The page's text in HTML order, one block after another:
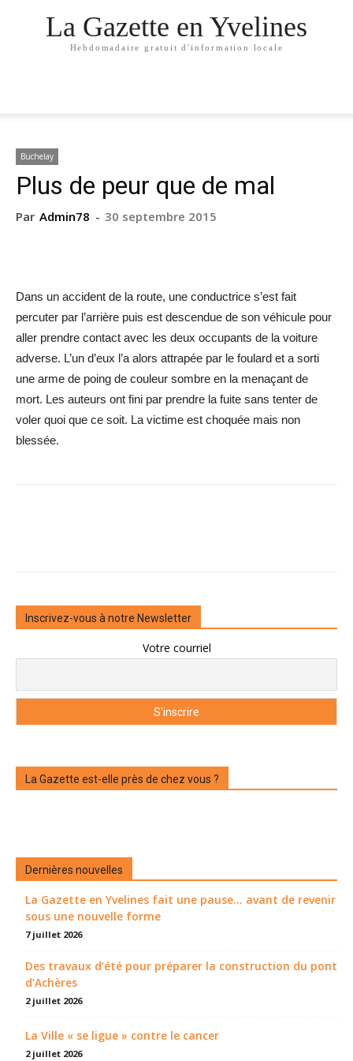
La Gazette en Yvelines
Hebdomadaire gratuit d'information locale
Buchelay
Plus de peur que de mal
Par Admin78 - 30 septembre 2015
Dans un accident de la route, une conductrice s’est fait
percuter par l’arrière puis est descendue de son véhicule pour
aller prendre contact avec les deux occupants de la voiture
adverse. L’un d’eux l’a alors attrapée par le foulard et a sorti
une arme de poing de couleur sombre en la menaçant de
mort. Les auteurs ont fini par prendre la fuite sans tenter de
voler quoi que ce soit. La victime est choquée mais non
blessée.
Inscrivez-vous à notre Newsletter
Votre courriel
La Gazette est-elle près de chez vous ?
Dernières nouvelles
La Gazette en Yvelines fait une pause... avant de revenir
sous une nouvelle forme
7 juillet 2026
Des travaux d’été pour préparer la construction du pont
d’Achères
2 juillet 2026
La Ville « se ligue » contre le cancer
2 juillet 2026